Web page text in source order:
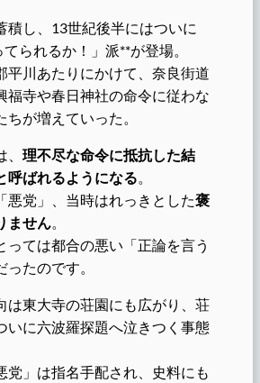
積し、13世紀後半にはついに
られるか！」派**が登場。
平川あたりにかけて、奈良街道
福寺や春日神社の命令に従わな
が増えていった。
理不尽な命令に抵抗した結
呼ばれるようになる。
悪党」、当時はれっきとした褒
ません。
っては都合の悪い「正論を言う
たのです。
は東大寺の荘園にも広がり、荘
いに六波羅探題へ泣きつく事態
党」は指名手配され、史料にも